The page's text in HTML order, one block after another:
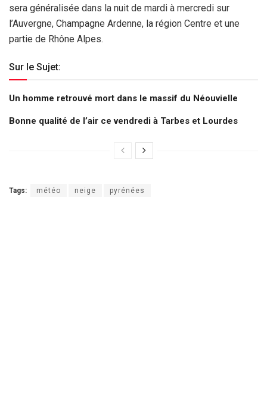
sera généralisée dans la nuit de mardi à mercredi sur
l’Auvergne, Champagne Ardenne, la région Centre et une
partie de Rhône Alpes.
Sur le Sujet:
Un homme retrouvé mort dans le massif du Néouvielle
Bonne qualité de l’air ce vendredi à Tarbes et Lourdes
Tags: météo neige pyrénées